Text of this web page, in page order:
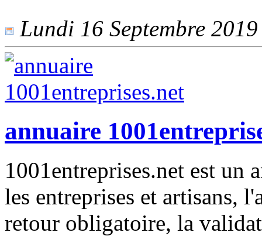
Lundi 16 Septembre
annuaire
1001entreprises.net est un
les entreprises et artisans,
retour obligatoire, la